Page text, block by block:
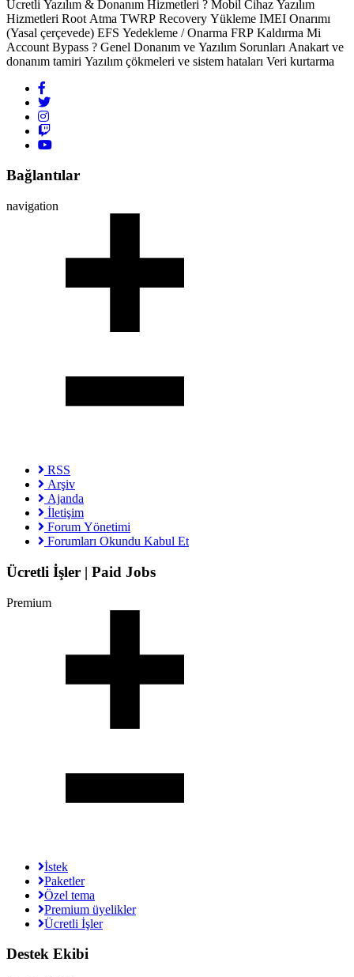
Ücretli Yazılım & Donanım Hizmetleri ? Mobil Cihaz Yazılım
Hizmetleri Root Atma TWRP Recovery Yükleme IMEI Onarımı
(Yasal çerçevede) EFS Yedekleme / Onarma FRP Kaldırma Mi
Account Bypass ? Genel Donanım ve Yazılım Sorunları Anakart ve
donanım tamiri Yazılım çökmeleri ve sistem hataları Veri kurtarma
Bağlantılar
navigation
RSS
Arşiv
Ajanda
İletişim
Forum Yönetimi
Forumları Okundu Kabul Et
Ücretli İşler | Paid Jobs
Premium
İstek
Paketler
Özel tema
Premium üyelikler
Ücretli İşler
Destek Ekibi